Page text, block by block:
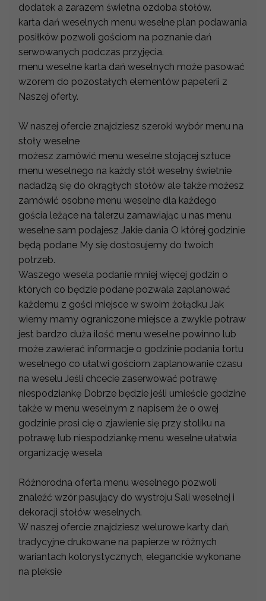
dodatek a zarazem świetna ozdoba stołów.
karta dań weselnych menu weselne plan podawania
posiłków pozwoli gościom na poznanie dań
serwowanych podczas przyjęcia.
menu weselne karta dań weselnych może pasować
wzorem do pozostałych elementów papeterii z
Naszej oferty.
W naszej ofercie znajdziesz szeroki wybór menu na
stoły weselne
możesz zamówić menu weselne stojącej sztuce
menu weselnego na każdy stół weselny świetnie
nadadzą się do okrągłych stołów ale także możesz
zamówić osobne menu weselne dla każdego
gościa leżące na talerzu zamawiając u nas menu
weselne sam podajesz Jakie dania O której godzinie
będą podane My się dostosujemy do twoich
potrzeb.
Waszego wesela podanie mniej więcej godzin o
których co będzie podane pozwala zaplanować
każdemu z gości miejsce w swoim żołądku Jak
wiemy mamy ograniczone miejsce a zwykle potraw
jest bardzo duża ilość menu weselne powinno lub
może zawierać informacje o godzinie podania tortu
weselnego co ułatwi gościom zaplanowanie czasu
na weselu Jeśli chcecie zaserwować potrawę
niespodziankę Dobrze będzie jeśli umieście godzine
także w menu weselnym z napisem że o owej
godzinie prosi cię o zjawienie się przy stoliku na
potrawę lub niespodziankę menu weselne ułatwia
organizację wesela
Różnorodna oferta menu weselnego pozwoli
znaleźć wzór pasujący do wystroju Sali weselnej i
dekoracji stołów weselnych.
W naszej ofercie znajdziesz welurowe karty dań,
tradycyjne drukowane na papierze w różnych
wariantach kolorystycznych, eleganckie wykonane
na pleksie